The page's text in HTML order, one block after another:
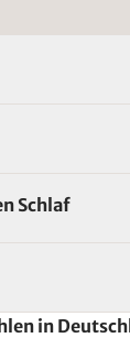
Schlaf
in